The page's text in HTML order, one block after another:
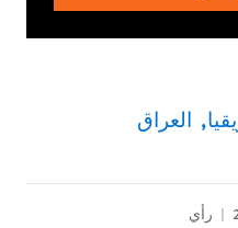
العراق
رأي